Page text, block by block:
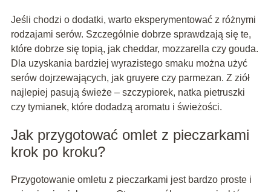
Jeśli chodzi o dodatki, warto eksperymentować z różnymi
rodzajami serów. Szczególnie dobrze sprawdzają się te,
które dobrze się topią, jak cheddar, mozzarella czy gouda.
Dla uzyskania bardziej wyrazistego smaku można użyć
serów dojrzewających, jak gruyere czy parmezan. Z ziół
najlepiej pasują świeże – szczypiorek, natka pietruszki
czy tymianek, które dodadzą aromatu i świeżości.
Jak przygotować omlet z pieczarkami
krok po kroku?
Przygotowanie omletu z pieczarkami jest bardzo proste i